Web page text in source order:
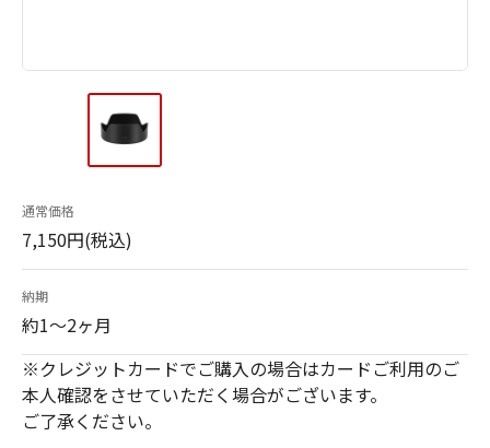
通常価格
7,150円(税込)
納期
約1～2ヶ月
※クレジットカードでご購入の場合はカードご利用のご
本人確認をさせていただく場合がございます。
ご了承ください。